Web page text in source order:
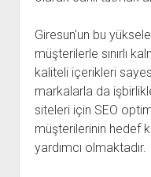
Giresun'un bu
müşterilerle sınırlı
kaliteli içerikleri
markalarla da
siteleri için SEO
müşterilerinin hedef
yardımcı olmaktadır.